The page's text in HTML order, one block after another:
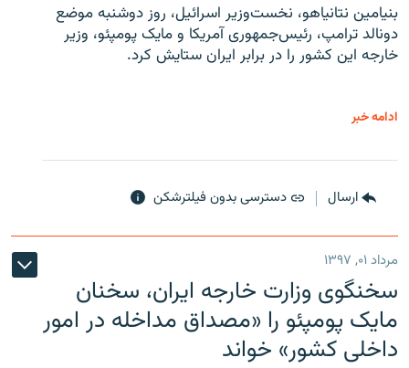
بنیامین نتانیاهو، نخست‌وزیر اسرائیل، روز دوشنبه موضع
دونالد ترامپ، رئیس‌جمهوری آمریکا و مایک پومپئو، وزیر
خارجه این کشور را در برابر ایران ستایش کرد.
ادامه خبر
ارسال دسترسی بدون فیلترشکن
مرداد ۰۱, ۱۳۹۷
سخنگوی وزارت خارجه ایران، سخنان
مایک پومپئو را «مصداق مداخله در امور
داخلی کشور» خواند